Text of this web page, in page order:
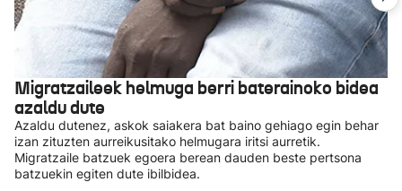
Migratzaileek helmuga berri baterainoko bidea
azaldu dute
Azaldu dutenez, askok saiakera bat baino gehiago egin behar
izan zituzten aurreikusitako helmugara iritsi aurretik.
Migratzaile batzuek egoera berean dauden beste pertsona
batzuekin egiten dute ibilbidea.